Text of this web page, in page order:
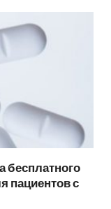
бесплатного
пациентов с